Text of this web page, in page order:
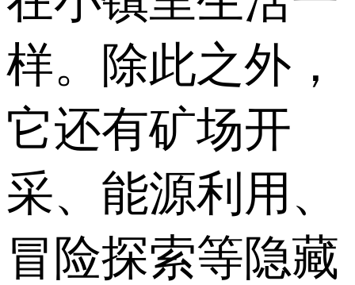
样。除此之外，
它还有矿场开
采、能源利用、
冒险探索等隐藏